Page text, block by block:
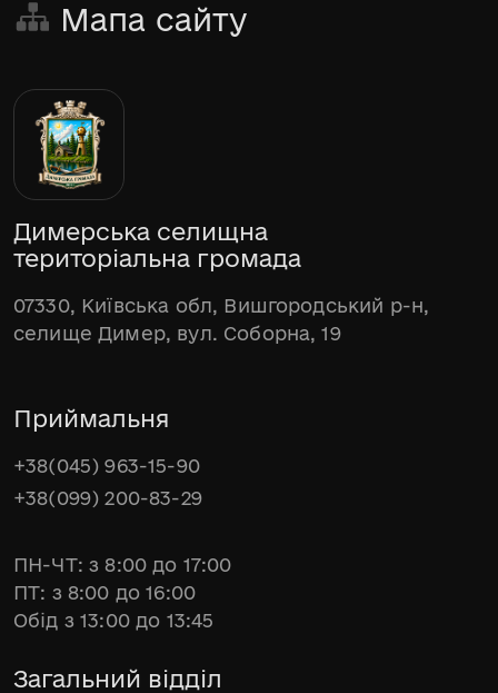
Мапа сайту
Димерська селищна
територіальна громада
07330, Київська обл, Вишгородський р-н,
селище Димер, вул. Соборна, 19
Приймальня
+38(045) 963-15-90
+38(099) 200-83-29
ПН-ЧТ: з 8:00 до 17:00
ПТ: з 8:00 до 16:00
Обід з 13:00 до 13:45
Загальний відділ